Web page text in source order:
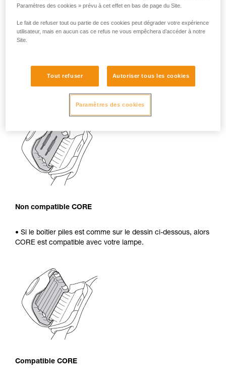
batterie rechargeable CORE, il existe un moyen simple :
1. Ouvrez votre lampe.
2. Retirez les piles.
• Si le boîtier piles est comme sur le dessin ci-dessous, alors
CORE n’est pas compatible avec votre lampe.
Non compatible CORE
• Si le boîtier piles est comme sur le dessin ci-dessous, alors
CORE est compatible avec votre lampe.
Compatible CORE
Paramètres des cookies » prévu à cet effet en bas de page du Site.
Le fait de refuser tout ou partie de ces cookies peut dégrader votre expérience
utilisateur, mais en aucun cas ce refus ne vous empêchera d’accéder à notre
Site.
Tout refuser Autoriser tous les cookies
Paramètres des cookies